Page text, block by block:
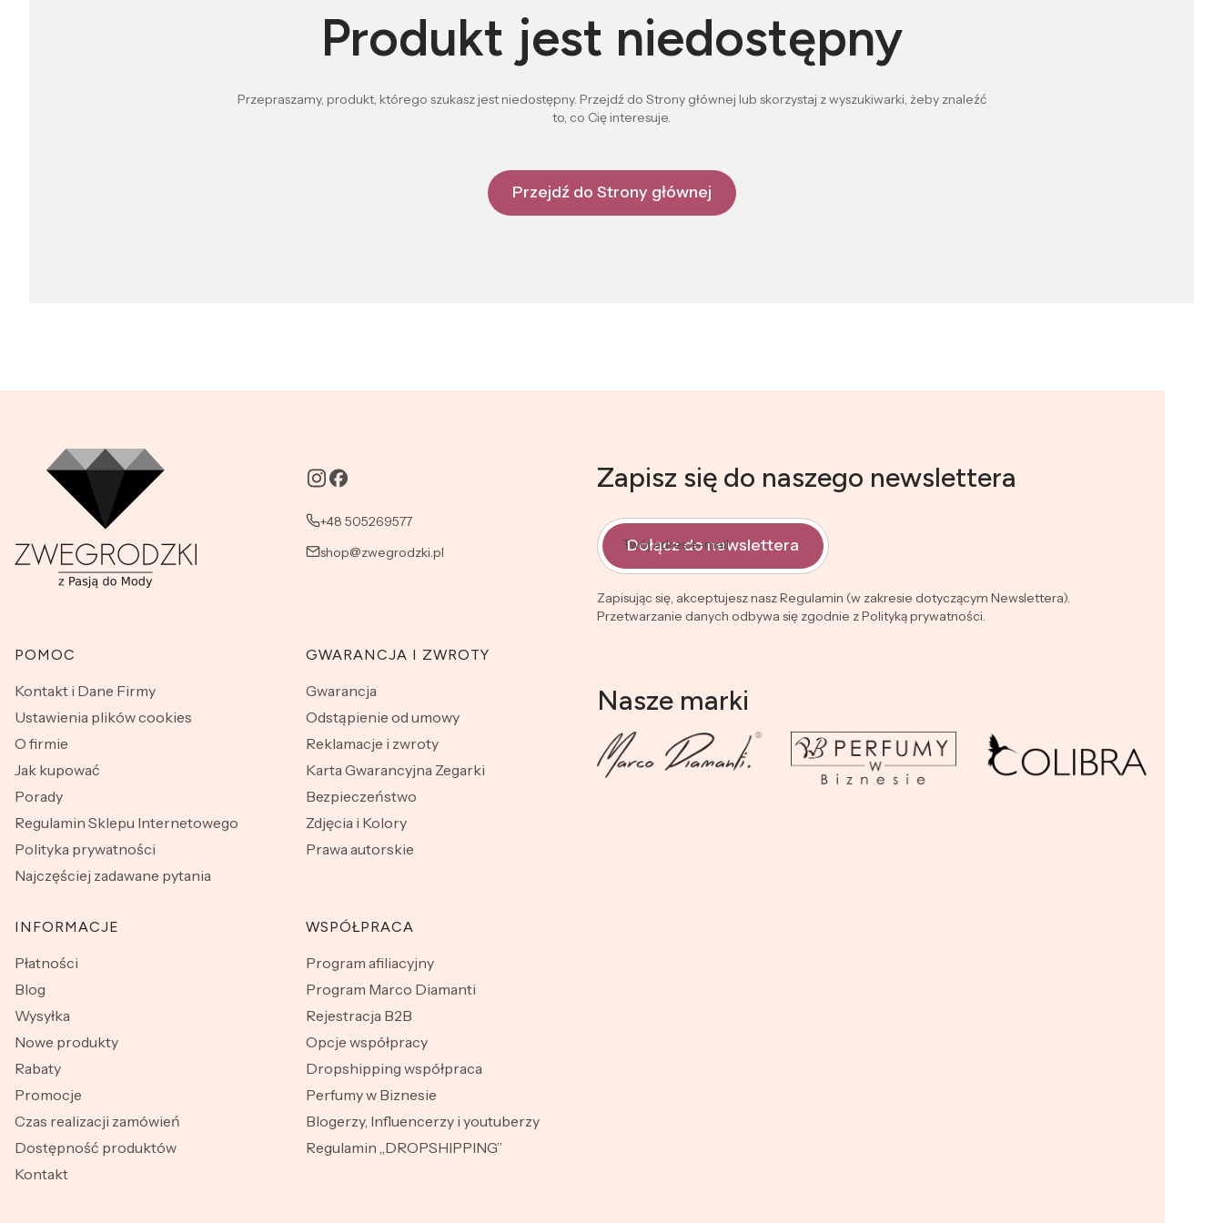
Produkt jest niedostępny
Przepraszamy, produkt, którego szukasz jest niedostępny. Przejdź do Strony głównej lub skorzystaj z wyszukiwarki, żeby znaleźć
to, co Cię interesuje.
Przejdź do Strony głównej
+48 505269577
shop@zwegrodzki.pl
Linki w stopce
POMOC
Kontakt i Dane Firmy
Ustawienia plików cookies
O firmie
Jak kupować
Porady
Regulamin Sklepu Internetowego
Polityka prywatności
Najczęściej zadawane pytania
GWARANCJA I ZWROTY
Gwarancja
Odstąpienie od umowy
Reklamacje i zwroty
Karta Gwarancyjna Zegarki
Bezpieczeństwo
Zdjęcia i Kolory
Prawa autorskie
INFORMACJE
Płatności
Blog
Wysyłka
Nowe produkty
Rabaty
Promocje
Czas realizacji zamówień
Dostępność produktów
Kontakt
WSPÓŁPRACA
Program afiliacyjny
Program Marco Diamanti
Rejestracja B2B
Opcje współpracy
Dropshipping współpraca
Perfumy w Biznesie
Blogerzy, Influencerzy i youtuberzy
Regulamin „DROPSHIPPING”
Zapisz się do naszego newslettera
Twój adres e-mail
Dołącz do newslettera
Zapisując się, akceptujesz nasz Regulamin (w zakresie dotyczącym Newslettera).
Przetwarzanie danych odbywa się zgodnie z Polityką prywatności.
Nasze marki